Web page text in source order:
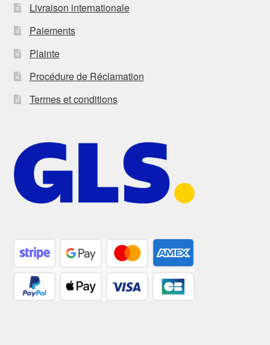
Livraison internationale
Paiements
Plainte
Procédure de Réclamation
Termes et conditions